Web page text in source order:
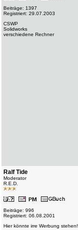
Beiträge: 1397
Registriert: 29.07.2003
CSWP
Solidworks
verschiedene Rechner
Ralf Tide
Moderator
R.E.D.
Beiträge: 996
Registriert: 06.08.2001
Hier könnte irre Werbung stehen!